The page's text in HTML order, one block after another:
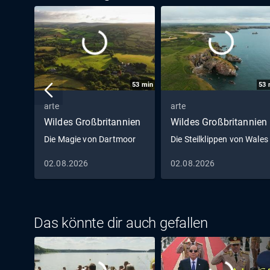
53 min
arte
Wildes Großbritannien
Die Magie von Dartmoor
02.08.2026
53
arte
Wildes Großbritannien
Die Steilklippen von Wales
02.08.2026
Das könnte dir auch gefallen